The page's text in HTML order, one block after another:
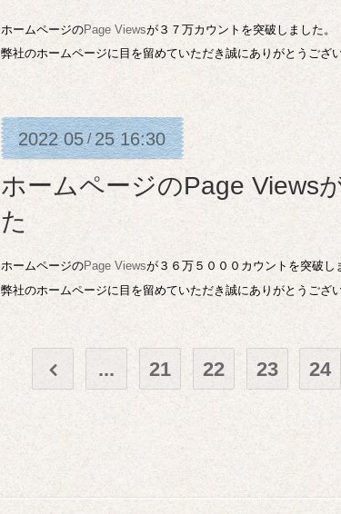
ホームページのPage Viewsが３７万カウントを突破しました。
弊社のホームページに目を留めていただき誠にありがとうござい
2022 05/ 25 16:30
ホームページのPage Views
た
ホームページのPage Viewsが３６万５０００カウントを突破し
弊社のホームページに目を留めていただき誠にありがとうござい
... 21 22 23 24